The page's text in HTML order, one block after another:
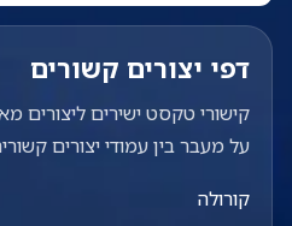
דפי יצורים קשורים
קישורי טקסט ישירים ליצורים
על מעבר בין עמודי יצורים
קורולה